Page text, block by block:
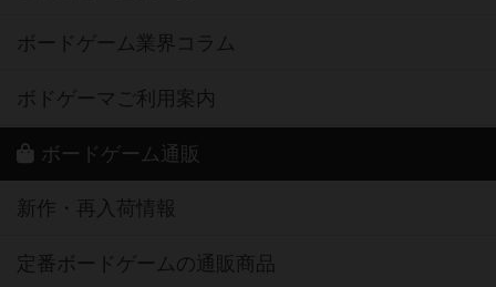
ボードゲーム業界コラム
ボドゲーマご利用案内
ボードゲーム通販
新作・再入荷情報
定番ボードゲームの通販商品